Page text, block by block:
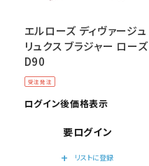
受注発注
エルローズ ディヴァージュ
リュクス ブラジャー ローズ
D90
ログイン後価格表示
要ログイン
add
リストに登録